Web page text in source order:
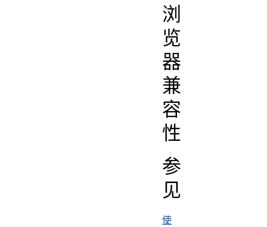
浏
览
器
兼
容
性
参
见
使